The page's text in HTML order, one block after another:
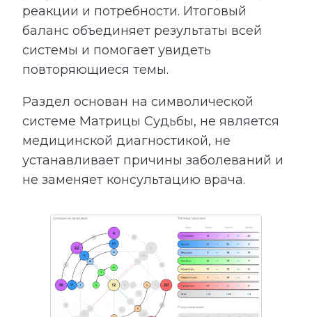
реакции и потребности. Итоговый
баланс объединяет результаты всей
системы и помогает увидеть
повторяющиеся темы.
Раздел основан на символической
системе Матрицы Судьбы, не является
медицинской диагностикой, не
устанавливает причины заболеваний и
не заменяет консультацию врача.